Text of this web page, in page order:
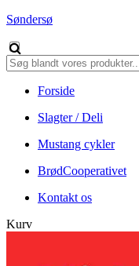
Søndersø
Forside
Slagter / Deli
Mustang cykler
BrødCooperativet
Kontakt os
Kurv